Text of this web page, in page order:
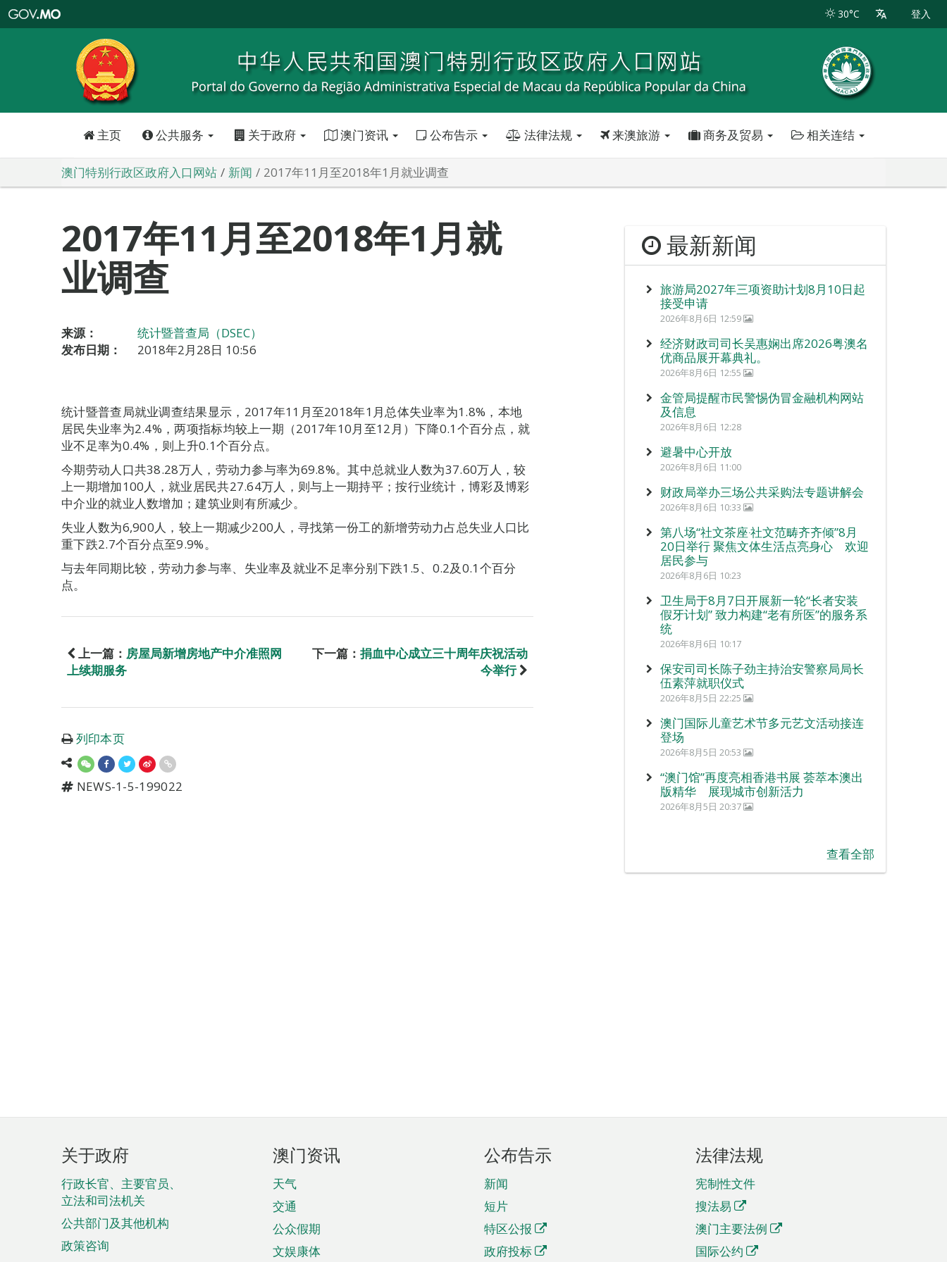
特
政
区
政
口
30°C 登入
主页 公共服务 关于政府 澳门资讯 公布告示 法律法规 来澳旅游 商务及贸易 相关连结
澳门特别行政区政府入口网站 新闻 2017年11月至2018年1月就业调查
2017年11月至2018年1月就
业调查
来源：
统计暨普查局（DSEC）
发布日期：
2018年2月28日 10:56
统计暨普查局就业调查结果显示，2017年11月至2018年1月总体失业率为1.8%，本地
居民失业率为2.4%，两项指标均较上一期（2017年10月至12月）下降0.1个百分点，就
业不足率为0.4%，则上升0.1个百分点。
今期劳动人口共38.28万人，劳动力参与率为69.8%。其中总就业人数为37.60万人，较
上一期增加100人，就业居民共27.64万人，则与上一期持平；按行业统计，博彩及博彩
中介业的就业人数增加；建筑业则有所减少。
失业人数为6,900人，较上一期减少200人，寻找第一份工的新增劳动力占总失业人口比
重下跌2.7个百分点至9.9%。
与去年同期比较，劳动力参与率、失业率及就业不足率分别下跌1.5、0.2及0.1个百分
点。
上一篇： 房屋局新增房地产中介准照网
上续期服务
下一篇： 捐血中心成立三十周年庆祝活动
今举行
列印本页
NEWS-1-5-199022
最新新闻
旅游局2027年三项资助计划8月10日起
接受申请
2026年8月6日 12:59
经济财政司司长吴惠娴出席2026粤澳名
优商品展开幕典礼。
2026年8月6日 12:55
金管局提醒市民警惕伪冒金融机构网站
及信息
2026年8月6日 12:28
避暑中心开放
2026年8月6日 11:00
财政局举办三场公共采购法专题讲解会
2026年8月6日 10:33
第八场“社文茶座‧社文范畴齐齐倾”8月
20日举行 聚焦文体生活点亮身心 欢迎
居民参与
2026年8月6日 10:23
卫生局于8月7日开展新一轮“长者安装
假牙计划” 致力构建“老有所医”的服务系
统
2026年8月6日 10:17
保安司司长陈子劲主持治安警察局局长
伍素萍就职仪式
2026年8月5日 22:25
澳门国际儿童艺术节多元艺文活动接连
登场
2026年8月5日 20:53
“澳门馆”再度亮相香港书展 荟萃本澳出
版精华 展现城市创新活力
2026年8月5日 20:37
查看全部
页
脚
菜
单
关于政府
行政长官、主要官员、
立法和司法机关
公共部门及其他机构
政策咨询
澳门资讯
天气
交通
公众假期
文娱康体
公布告示
新闻
短片
特区公报
政府投标
法律法规
宪制性文件
搜法易
澳门主要法例
国际公约